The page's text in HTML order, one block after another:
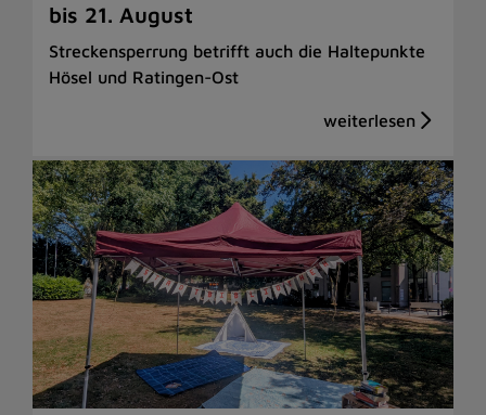
bis 21. August
Streckensperrung betrifft auch die Haltepunkte
Hösel und Ratingen-Ost